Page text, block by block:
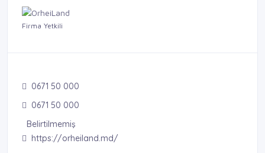
Firma Yetkili
0671 50 000
0671 50 000
Belirtilmemiş
https://orheiland.md/